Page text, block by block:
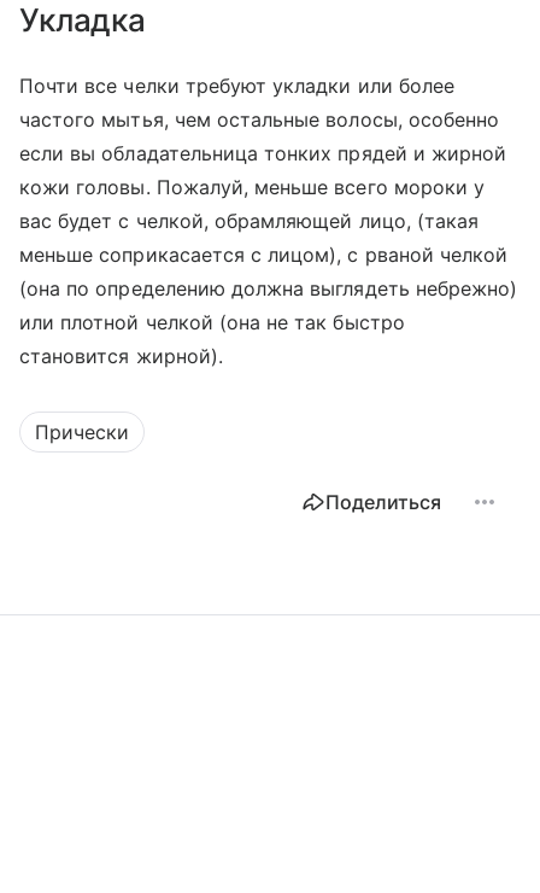
Укладка
Почти все челки требуют укладки или более
частого мытья, чем остальные волосы, особенно
если вы обладательница тонких прядей и жирной
кожи головы. Пожалуй, меньше всего мороки у
вас будет с челкой, обрамляющей лицо, (такая
меньше соприкасается с лицом), с рваной челкой
(она по определению должна выглядеть небрежно)
или плотной челкой (она не так быстро
становится жирной).
Прически
Поделиться